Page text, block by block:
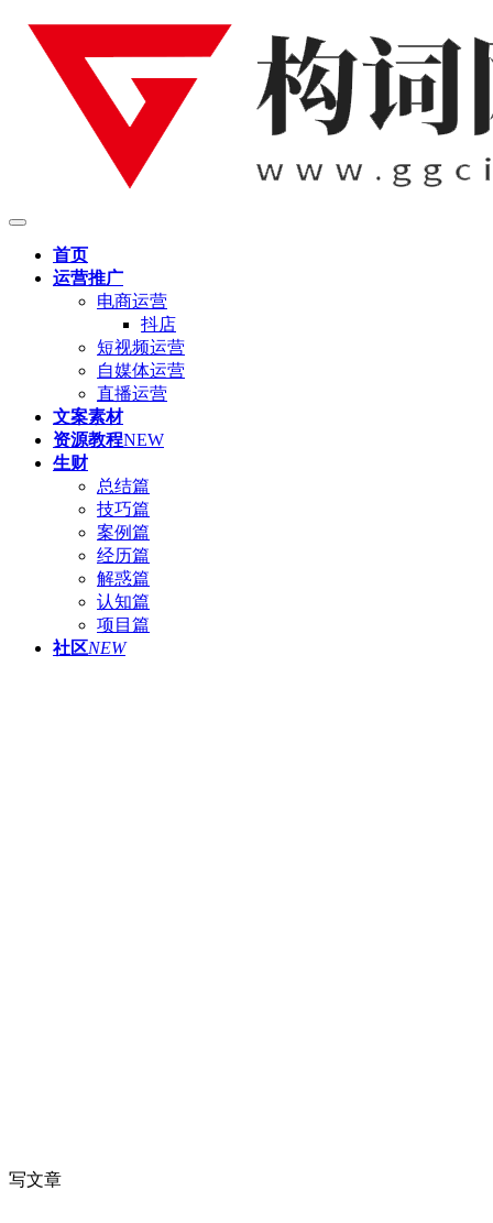
首页
运营推广
电商运营
抖店
短视频运营
自媒体运营
直播运营
文案素材
资源教程NEW
生财
总结篇
技巧篇
案例篇
经历篇
解惑篇
认知篇
项目篇
社区NEW
写文章